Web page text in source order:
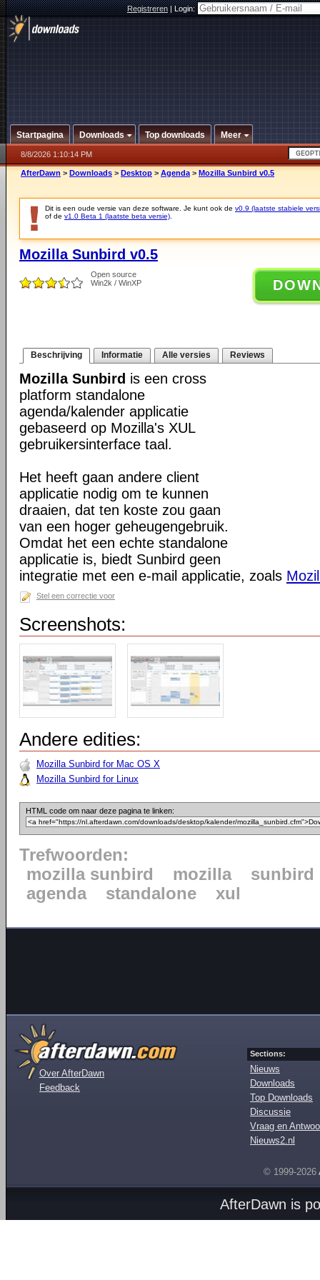
Registreren|Login:
Startpagina Downloads Top downloads Meer
8/8/2026 1:10:14 PM
AfterDawn > Downloads > Desktop > Agenda > Mozilla Sunbird v0.5
Dit is een oude versie van deze software. Je kunt ook de v0.9 (laatste stabiele
of de v1.0 Beta 1 (laatste beta versie)
Mozilla Sunbird v0.5
Open source
Win2k / WinXP
Beschrijving Informatie Alle versies Reviews
Mozilla Sunbird is een cross
platform standalone
agenda/kalender applicatie
gebaseerd op Mozilla's XUL
gebruikersinterface taal.
Het heeft gaan andere client
applicatie nodig om te kunnen
draaien, dat ten koste zou gaan
van een hoger geheugengebruik.
Omdat het een echte standalone
applicatie is, biedt Sunbird geen
integratie met een e-mail applicatie, zoals
Stel een correctie voor
Screenshots:
Andere edities:
Mozilla Sunbird for Mac OS X
Mozilla Sunbird for Linux
HTML code om naar deze pagina te linken:
Trefwoorden:
mozilla sunbird
mozilla
sunbird
agenda
standalone xul
Over AfterDawn
Feedback
Sections:
Nieuws
Downloads
Top Downloads
Discussie
Vraag en
Nieuws2.nl
© 1999-2026
AfterDawn is